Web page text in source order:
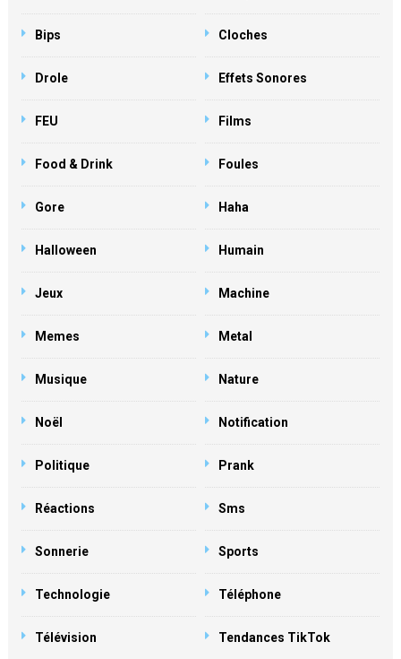
Bips Cloches
Drole Effets Sonores
FEU Films
Food & Drink Foules
Gore Haha
Halloween Humain
Jeux Machine
Memes Metal
Musique Nature
Noël Notification
Politique Prank
Réactions Sms
Sonnerie Sports
Technologie Téléphone
Télévision Tendances TikTok